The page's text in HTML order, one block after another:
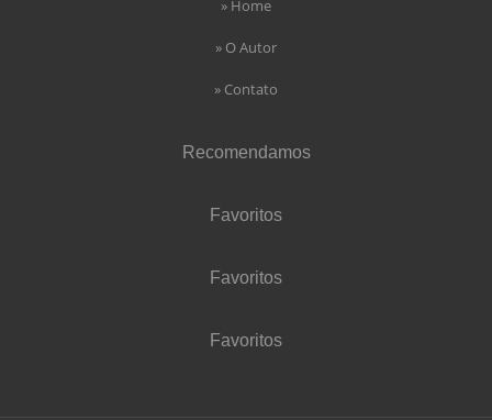
» Home
» O Autor
» Contato
Recomendamos
Favoritos
Favoritos
Favoritos